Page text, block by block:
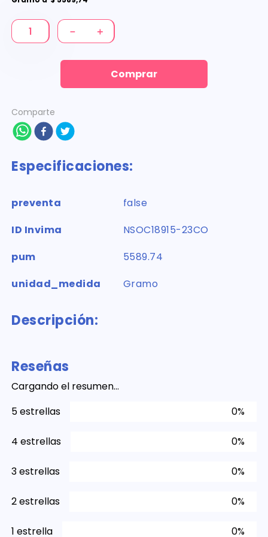
＋
－
Comprar
Comparte
Especificaciones:
preventa
false
ID Invima
NSOC18915-23CO
pum
5589.74
unidad_medida
Gramo
Descripción:
Reseñas
Cargando el resumen…
5 estrellas
0%
4 estrellas 0%
3 estrellas 0%
2 estrellas 0%
1 estrella 0%